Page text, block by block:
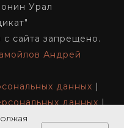
Урал
сайта запрещено.
Андрей
данных |
данных|